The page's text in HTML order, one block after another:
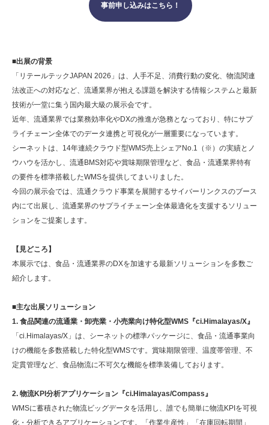
事前申し込みはこちら！
■出展の背景
「リテールテックJAPAN 2026」は、人手不足、消費行動の変化、物流関連
法改正への対応など、流通業界が抱える課題を解決する情報システムと最新
技術が一堂に集う国内最大級の展示会です。
近年、流通業界では業務効率化やDXの推進が急務となっており、特にサプ
ライチェーン全体でのデータ連携と可視化が一層重要になっています。
シーネットは、14年連続クラウド型WMS売上シェアNo.1（※）の実績とノ
ウハウを活かし、流通BMS対応や賞味期限管理など、食品・流通業界特有
の要件を標準搭載したWMSを提供してまいりました。
今回の展示会では、流通クラウド事業を展開するサイバーリンクスのブース
内にて出展し、流通業界のサプライチェーン全体最適化を支援するソリュー
ションをご提案します。
【見どころ】
本展示では、食品・流通業界のDXを加速する最新ソリューションを多数ご
紹介します。
■主な出展ソリューション
1. 食品関連の流通業・卸売業・小売業向け特化型WMS『ci.Himalayas/X』
「ci.Himalayas/X」は、シーネットの標準パッケージに、食品・流通事業向
けの機能を多数搭載した特化型WMSです。賞味期限管理、温度帯管理、不
定貫管理など、食品物流に不可欠な機能を標準装備しております。
2. 物流KPI分析アプリケーション『ci.Himalayas/Compass』
WMSに蓄積された物流ビッグデータを活用し、誰でも簡単に物流KPIを可視
化・分析できるアプリケーションです。「作業生産性」「在庫回転期間」